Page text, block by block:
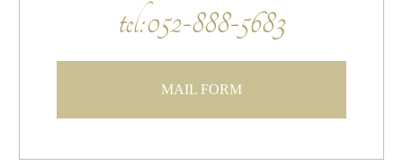
tel:052-888-5683
MAIL FORM